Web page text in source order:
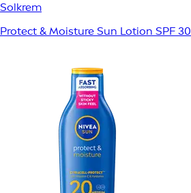
Solkrem
Protect & Moisture Sun Lotion SPF 30